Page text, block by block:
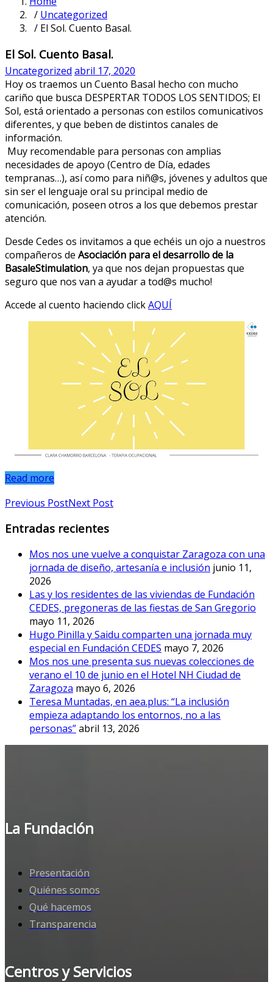
/ Uncategorized
/ El Sol. Cuento Basal.
El Sol. Cuento Basal.
Uncategorized abril 17, 2020
Hoy os traemos un Cuento Basal hecho con mucho
cariño que busca DESPERTAR TODOS LOS SENTIDOS; El
Sol, está orientado a personas con estilos comunicativos
diferentes, y que beben de distintos canales de
información.
Muy recomendable para personas con amplias
necesidades de apoyo (Centro de Día, edades
tempranas…), así como para niñ@s, jóvenes y adultos que
sin ser el lenguaje oral su principal medio de
comunicación, poseen otros a los que debemos prestar
atención.
Desde Cedes os invitamos a que echéis un ojo a nuestros
compañeros de Asociación para el desarrollo de la
BasaleStimulation, ya que nos dejan propuestas que
seguro que nos van a ayudar a tod@s mucho!
Accede al cuento haciendo clickAQUÍ
Read more
Previous PostNext Post
Entradas recientes
Mos nos une vuelve a conquistar Zaragoza con una
jornada de diseño, artesanía e inclusión junio 11,
2026
Las y los residentes de las viviendas de Fundación
CEDES, pregoneras de las fiestas de San Gregorio
mayo 11, 2026
Hugo Pinilla y Saidu comparten una jornada muy
especial en Fundación CEDES mayo 7, 2026
Mos nos une presenta sus nuevas colecciones de
verano el 10 de junio en el Hotel NH Ciudad de
Zaragoza mayo 6, 2026
Teresa Muntadas, en aea.plus: “La inclusión
empieza adaptando los entornos, no a las
personas”abril 13, 2026
La Fundación
Presentación
Quiénes somos
Qué hacemos
Transparencia
Centros y Servicios